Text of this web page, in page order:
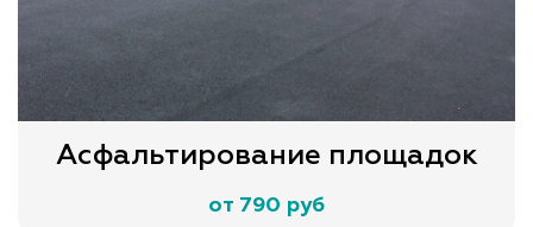
Асфальтирование площадок
от 790 руб